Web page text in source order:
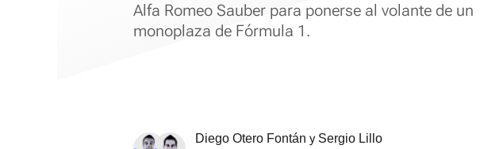
Alfa Romeo Sauber para ponerse al volante de un
monoplaza de Fórmula 1.
Diego Otero Fontán y Sergio Lillo